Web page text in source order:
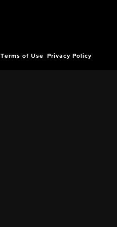
Terms of Use Privacy Policy